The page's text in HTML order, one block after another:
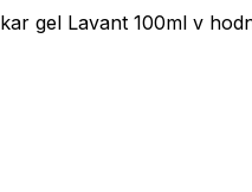
gel Lavant 100ml v